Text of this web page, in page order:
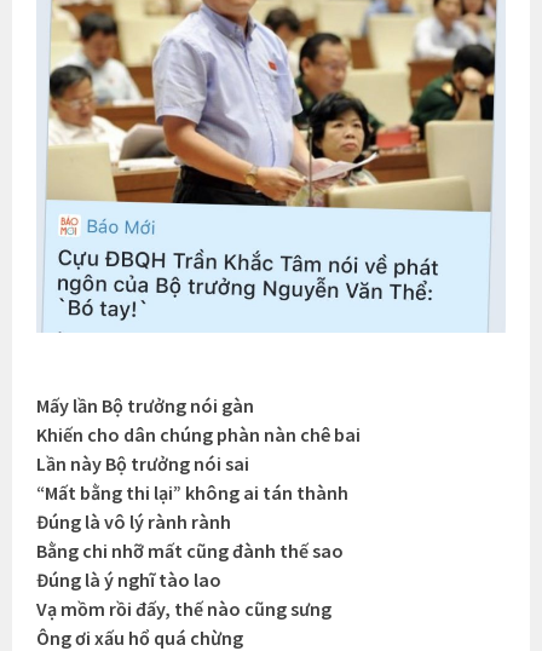
Mấy lần Bộ trưởng nói gàn
Khiến cho dân chúng phàn nàn chê bai
Lần này Bộ trưởng nói sai
“Mất bằng thi lại” không ai tán thành
Đúng là vô lý rành rành
Bằng chi nhỡ mất cũng đành thế sao
Đúng là ý nghĩ tào lao
Vạ mồm rồi đấy, thế nào cũng sưng
Ông ơi xấu hổ quá chừng